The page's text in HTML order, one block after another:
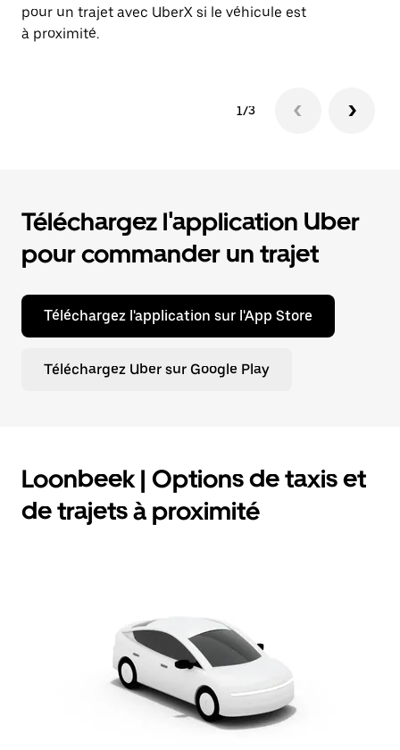
pour un trajet avec UberX si le véhicule est
à proximité.
1/3
Téléchargez l'application Uber
pour commander un trajet
Téléchargez l'application sur l'App Store
Téléchargez Uber sur Google Play
Loonbeek | Options de taxis et
de trajets à proximité